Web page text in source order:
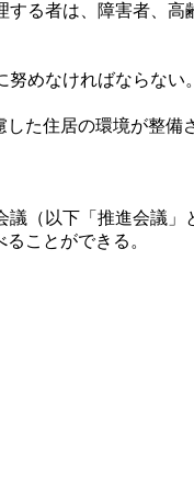
る者は、障害者、高
めなければならない。
た住居の環境が整備
（以下「推進会議」
ことができる。